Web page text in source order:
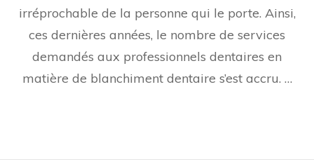
irréprochable de la personne qui le porte. Ainsi,
ces dernières années, le nombre de services
demandés aux professionnels dentaires en
matière de blanchiment dentaire s’est accru. …